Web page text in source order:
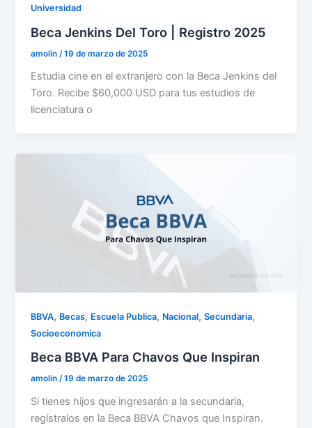
Universidad
Beca Jenkins Del Toro | Registro 2025
amolin /19 de marzo de 2025
Estudia cine en el extranjero con la Beca Jenkins del
Toro. Recibe $60,000 USD para tus estudios de
licenciatura o
BBVA, Becas, Escuela Publica, Nacional,Secundaria,
Socioeconomica
Beca BBVA Para Chavos Que Inspiran
amolin/19 de marzo de 2025
Si tienes hijos que ingresarán a la secundaria,
regístralos en la Beca BBVA Chavos que Inspiran.